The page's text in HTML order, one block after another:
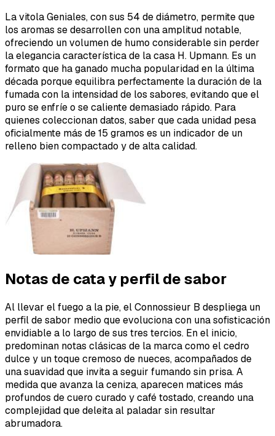
La vitola Geniales, con sus 54 de diámetro, permite que
los aromas se desarrollen con una amplitud notable,
ofreciendo un volumen de humo considerable sin perder
la elegancia característica de la casa H. Upmann. Es un
formato que ha ganado mucha popularidad en la última
década porque equilibra perfectamente la duración de la
fumada con la intensidad de los sabores, evitando que el
puro se enfríe o se caliente demasiado rápido. Para
quienes coleccionan datos, saber que cada unidad pesa
oficialmente más de 15 gramos es un indicador de un
relleno bien compactado y de alta calidad.
Notas de cata y perfil de sabor
Al llevar el fuego a la pie, el Connossieur B despliega un
perfil de sabor medio que evoluciona con una sofisticación
envidiable a lo largo de sus tres tercios. En el inicio,
predominan notas clásicas de la marca como el cedro
dulce y un toque cremoso de nueces, acompañados de
una suavidad que invita a seguir fumando sin prisa. A
medida que avanza la ceniza, aparecen matices más
profundos de cuero curado y café tostado, creando una
complejidad que deleita al paladar sin resultar
abrumadora.